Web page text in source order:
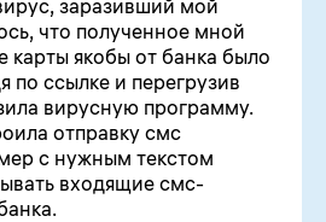
заразивший мой
что полученное мной
карты якобы от банка было
ссылке и перегрузив
вирусную программу.
отправку смс
с нужным текстом
входящие смс-